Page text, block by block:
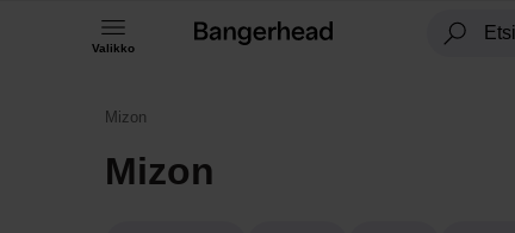
Valikko
Mizon
Mizon